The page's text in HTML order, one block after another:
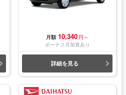
月額 10,340 円～
ボーナス月加算あり
詳細を見る